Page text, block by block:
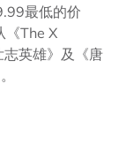
最低的价
《The X
英雄》及《唐